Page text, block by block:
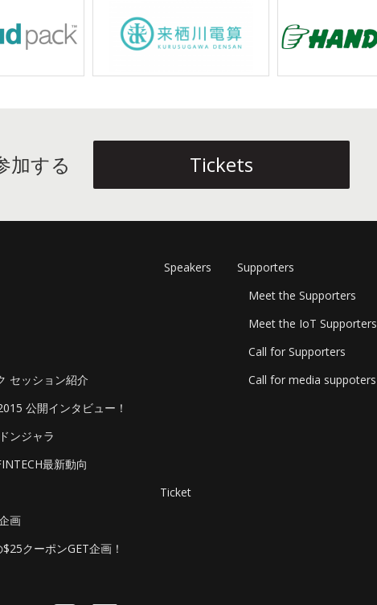
加する Tickets
セッション紹介
公開インタビュー！
ンジャラ
最新動向
Speakers
Supporters
Meet the Supporters
Meet the IoT Supporters
Call for Supporters
Call for media suppoters
画
クーポンGET企画！
Ticket